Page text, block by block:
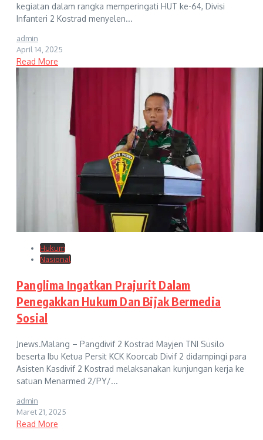
kegiatan dalam rangka memperingati HUT ke-64, Divisi
Infanteri 2 Kostrad menyelen...
admin
April 14, 2025
Read More
Hukum
Nasional
Panglima Ingatkan Prajurit Dalam
Penegakkan Hukum Dan Bijak Bermedia
Sosial
Jnews.Malang – Pangdivif 2 Kostrad Mayjen TNI Susilo
beserta Ibu Ketua Persit KCK Koorcab Divif 2 didampingi para
Asisten Kasdivif 2 Kostrad melaksanakan kunjungan kerja ke
satuan Menarmed 2/PY/...
admin
Maret 21, 2025
Read More